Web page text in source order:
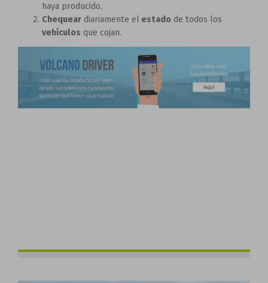
haya producido.
Chequear diariamente el estado de todos los
vehículos que cojan.